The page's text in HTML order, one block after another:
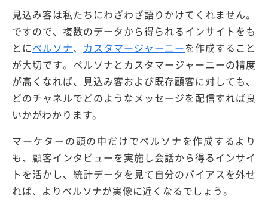
見込み客は私たちにわざわざ語りかけてくれません。
ですので、複数のデータから得られるインサイトをも
とにペルソナ、 カスタマージャーニーを作成すること
が大切です。ペルソナとカスタマージャーニーの精度
が高くなれば、見込み客および既存顧客に対しても、
どのチャネルでどのようなメッセージを配信すれば良
いかがわかります。
マーケターの頭の中だけでペルソナを作成するより
も、顧客インタビューを実施し会話から得るインサイ
トを活かし、統計データを見て自分のバイアスを外せ
れば、よりペルソナが実像に近くなるでしょう。